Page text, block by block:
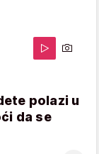
polazi u
da se